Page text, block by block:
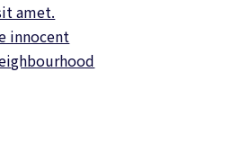
amet.
innocent